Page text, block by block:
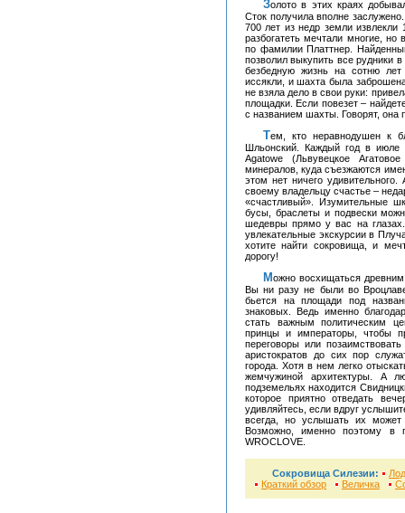
Золото в этих краях добывали издавна, поэтому и название свое шахта Золотой
Сток получила вполне
700 лет из недр земли извлекли
разбогатеть мечтали многие,
по фамилии Платтнер.
позволил выкупить все рудники
безбедную жизнь на сотню
иссякли, и шахта была
не взяла дело в свои руки:
площадки. Если повезет –
с названием шахты. Говорят, она
Тем, кто неравнодушен к благородным камням, нужно отправиться в Львувек-
Шльонский. Каждый год в июле
Agatowe (Львувецкое
минералов, куда съезжаются
этом нет ничего
своему владельцу счастье –
«счастливый». Изумительные
бусы, браслеты и подвески
шедевры прямо у вас на
увлекательные экскурсии в
хотите найти сокровища, и
дорогу!
Можно восхищаться древним Гданьском, Краковом, красавицей Варшавой. Но если
Вы ни разу не были во
бьется на площади под
знаковых. Ведь именно
стать важным политическим
принцы и императоры, чтобы
переговоры или
аристократов до сих пор
города. Хотя в нем легко
жемчужиной архитектуры. А
подземельях находится
которое приятно отведать
удивляйтесь, если вдруг
всегда, но услышать их
Возможно, именно поэтому в
WROCLOVE.
Сокровища Силезии:
Краткий обзор
Величка